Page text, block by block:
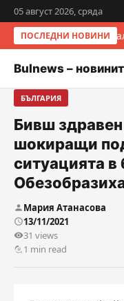
05 август 2026, сряда
ПОСЛЕДНИ НОВИНИ
Bulnews –
БЪЛГАРИЯ
Бивш
шокиращи
ситуацията в
Мария Атанасова
13/11/2021
31 views
1 min read